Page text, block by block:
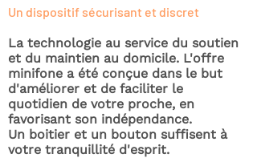
Un dispositif sécurisant et discret
La technologie au service du soutien
et du maintien au domicile. L'offre
minifone a été conçue dans le but
d'améliorer et de faciliter le
quotidien de votre proche, en
favorisant son indépendance.
Un boitier et un bouton suffisent à
votre tranquillité d'esprit.